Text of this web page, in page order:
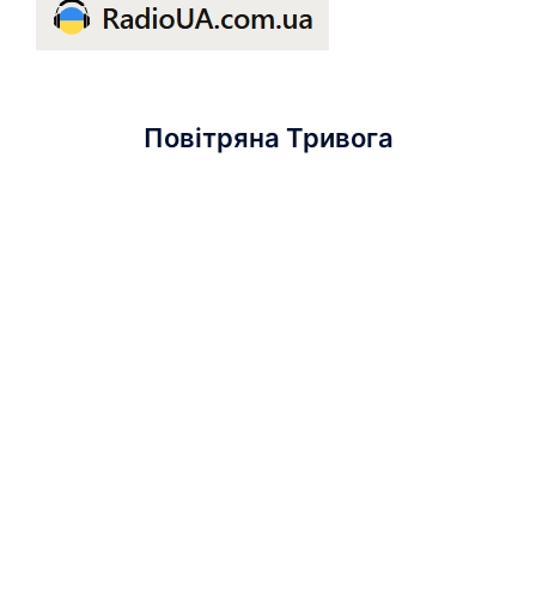
Повітряна Тривога